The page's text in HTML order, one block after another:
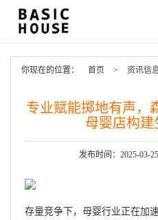
你现在的位置： 首页 > 资讯信
专业赋能掷地有声，
母婴店构建
发布时间：2025-03-
存量竞争下，母婴行业正在加